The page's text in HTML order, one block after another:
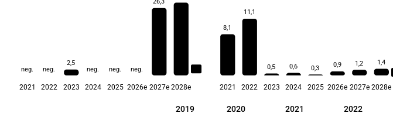
neg. neg.
2,5
neg.
neg. neg.
26,3
2021 2022 2023 2024 2025 2026e 2027e 2028e
8,1
11,1
0,5 0,6 0,3 0,9 1,2 1,4
2021 2022 2023 2024 2025 2026e 2027e 2028e
2019 2020 2021 2022
2019 2020 2021 2022